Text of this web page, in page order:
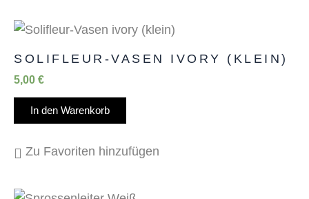
SOLIFLEUR-VASEN IVORY (KLEIN)
5,00 €
In den Warenkorb
Zu Favoriten hinzufügen